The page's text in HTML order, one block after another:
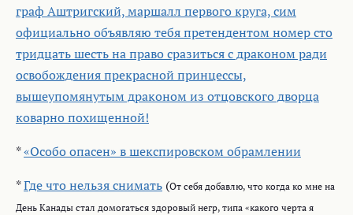
граф Аштригский, маршалл первого круга, сим
официально объявляю тебя претендентом номер сто
тридцать шесть на право сразиться с драконом ради
освобождения прекрасной принцессы,
вышеупомянутым драконом из отцовского дворца
коварно похищенной!
*«Особо опасен» в шекспировском обрамлении
*Где что нельзя снимать (От себя добавлю, что когда ко мне на
День Канады стал домогаться здоровый негр, типа «какого черта я